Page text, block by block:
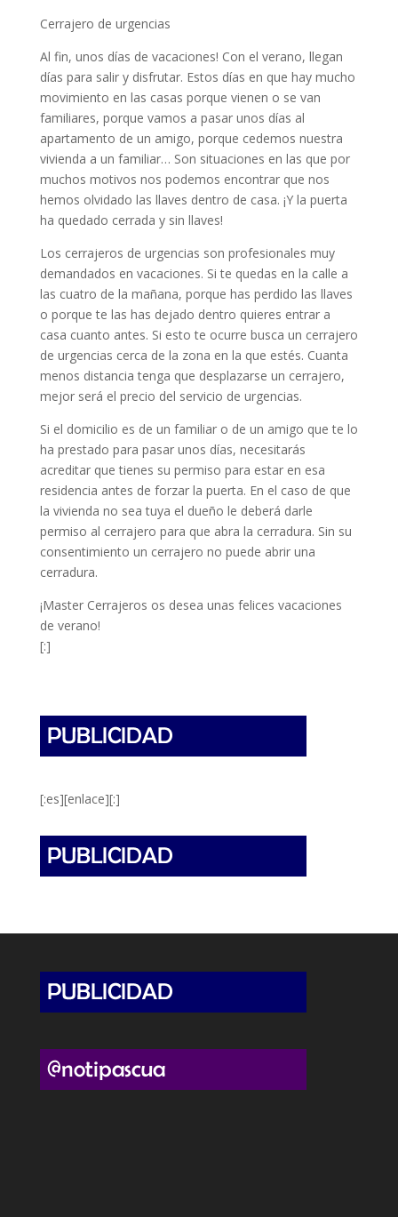
Cerrajero de urgencias
Al fin, unos días de vacaciones! Con el verano, llegan
días para salir y disfrutar. Estos días en que hay mucho
movimiento en las casas porque vienen o se van
familiares, porque vamos a pasar unos días al
apartamento de un amigo, porque cedemos nuestra
vivienda a un familiar… Son situaciones en las que por
muchos motivos nos podemos encontrar que nos
hemos olvidado las llaves dentro de casa. ¡Y la puerta
ha quedado cerrada y sin llaves!
Los cerrajeros de urgencias son profesionales muy
demandados en vacaciones. Si te quedas en la calle a
las cuatro de la mañana, porque has perdido las llaves
o porque te las has dejado dentro quieres entrar a
casa cuanto antes. Si esto te ocurre busca un cerrajero
de urgencias cerca de la zona en la que estés. Cuanta
menos distancia tenga que desplazarse un cerrajero,
mejor será el precio del servicio de urgencias.
Si el domicilio es de un familiar o de un amigo que te lo
ha prestado para pasar unos días, necesitarás
acreditar que tienes su permiso para estar en esa
residencia antes de forzar la puerta. En el caso de que
la vivienda no sea tuya el dueño le deberá darle
permiso al cerrajero para que abra la cerradura. Sin su
consentimiento un cerrajero no puede abrir una
cerradura.
¡Master Cerrajeros os desea unas felices vacaciones
de verano!
[:]
[:es][enlace][:]